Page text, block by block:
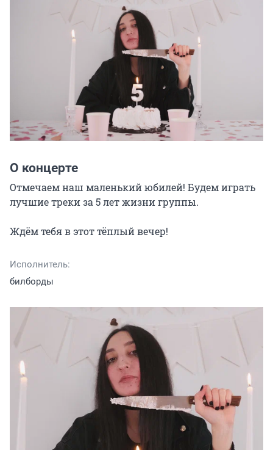
О концерте
Отмечаем наш маленький юбилей! Будем играть
лучшие треки за 5 лет жизни группы.
Ждём тебя в этот тёплый вечер!
Исполнитель:
билборды